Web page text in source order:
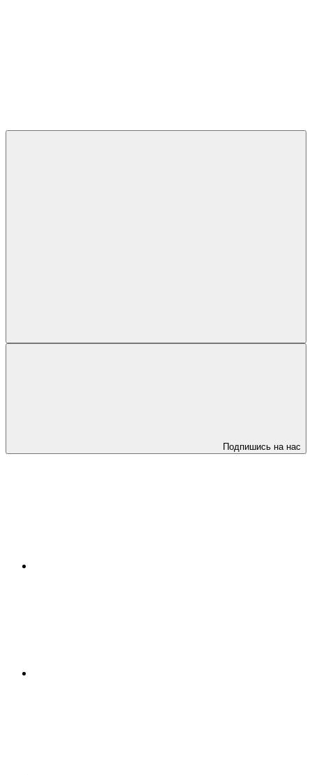
Подпишись на нас